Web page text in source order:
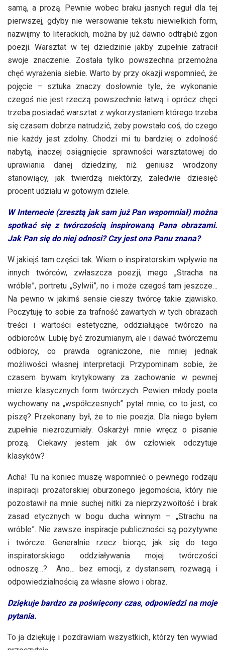
samą, a prozą. Pewnie wobec braku jasnych reguł dla tej
pierwszej, gdyby nie wersowanie tekstu niewielkich form,
nazwijmy to literackich, można by już dawno odtrąbić zgon
poezji. Warsztat w tej dziedzinie jakby zupełnie zatracił
swoje znaczenie. Została tylko powszechna przemożna
chęć wyrażenia siebie. Warto by przy okazji wspomnieć, że
pojęcie – sztuka znaczy dosłownie tyle, że wykonanie
czegoś nie jest rzeczą powszechnie łatwą i oprócz chęci
trzeba posiadać warsztat z wykorzystaniem którego trzeba
się czasem dobrze natrudzić, żeby powstało coś, do czego
nie każdy jest zdolny. Chodzi mi tu bardziej o zdolność
nabytą, inaczej osiągnięcie sprawności warsztatowej do
uprawiania danej dziedziny, niż geniusz wrodzony
stanowiący, jak twierdzą niektórzy, zaledwie dziesięć
procent udziału w gotowym dziele.
W Internecie (zresztą jak sam już Pan wspomniał) można
spotkać się z twórczością inspirowaną Pana obrazami.
Jak Pan się do niej odnosi? Czy jest ona Panu znana?
W jakiejś tam części tak. Wiem o inspiratorskim wpływie na
innych twórców, zwłaszcza poezji, mego „Stracha na
wróble”, portretu „Sylwii”, no i może czegoś tam jeszcze…
Na pewno w jakimś sensie cieszy twórcę takie zjawisko.
Poczytuję to sobie za trafność zawartych w tych obrazach
treści i wartości estetyczne, oddziałujące twórczo na
odbiorców. Lubię być zrozumianym, ale i dawać twórczemu
odbiorcy, co prawda ograniczone, nie mniej jednak
możliwości własnej interpretacji. Przypominam sobie, że
czasem bywam krytykowany za zachowanie w pewnej
mierze klasycznych form twórczych. Pewien młody poeta
wychowany na „współczesnych” pytał mnie, co to jest, co
piszę? Przekonany był, że to nie poezja. Dla niego byłem
zupełnie niezrozumiały. Oskarżył mnie wręcz o pisanie
prozą. Ciekawy jestem jak ów człowiek odczytuje
klasyków?
Acha! Tu na koniec muszę wspomnieć o pewnego rodzaju
inspiracji prozatorskiej oburzonego jegomościa, który nie
pozostawił na mnie suchej nitki za nieprzyzwoitość i brak
zasad etycznych w bogu ducha winnym – „Strachu na
wróble”. Nie zawsze inspiracje publiczności są pozytywne
i twórcze. Generalnie rzecz biorąc, jak się do tego
inspiratorskiego oddziaływania mojej twórczości
odnoszę…? Ano… bez emocji, z dystansem, rozwagą i
odpowiedzialnością za własne słowo i obraz.
Dziękuje bardzo za poświęcony czas, odpowiedzi na moje
pytania.
To ja dziękuję i pozdrawiam wszystkich, którzy ten wywiad